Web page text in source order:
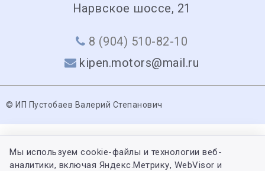
Нарвское шоссе, 21
8 (904) 510-82-10
kipen.motors@mail.ru
© ИП Пустобаев Валерий Степанович
Мы используем cookie-файлы и технологии веб-
аналитики, включая Яндекс.Метрику, WebVisor и